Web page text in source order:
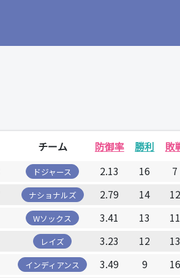
チーム 防御率 勝利 敗
ドジャース 2.13 16 7
ナショナルズ 2.79 14 12
Wソックス 3.41 13 11
レイズ 3.23 12 13
インディアンス 3.49 9 16